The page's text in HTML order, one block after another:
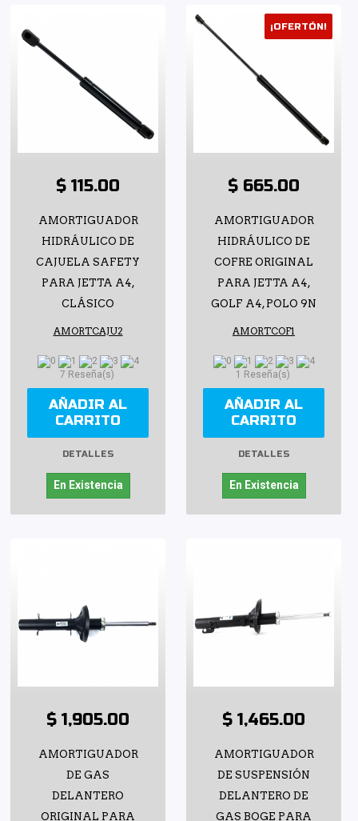
$ 115.00
AMORTIGUADOR
HIDRÁULICO DE
CAJUELA SAFETY
PARA JETTA A4,
CLÁSICO
AMORTCAJU2
7 Reseña(s)
AÑADIR AL
CARRITO
DETALLES
En Existencia
¡OFERTÓN!
$ 665.00
AMORTIGUADOR
HIDRÁULICO DE
COFRE ORIGINAL
PARA JETTA A4,
GOLF A4, POLO 9N
AMORTCOF1
1 Reseña(s)
AÑADIR AL
CARRITO
DETALLES
En Existencia
$ 1,905.00
AMORTIGUADOR
DE GAS
DELANTERO
ORIGINAL PARA
$ 1,465.00
AMORTIGUADOR
DE SUSPENSIÓN
DELANTERO DE
GAS BOGE PARA